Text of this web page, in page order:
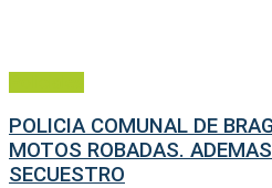
POLICIA COMUNAL DE
MOTOS ROBADAS.
SECUESTRO